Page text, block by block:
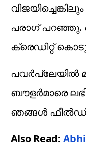
പരാഗ് പറഞ്ഞു.
ക്രെഡിറ്റ്
പവർപ്ലേയിൽ
ബൗളർമാരെ
ഞങ്ങൾ ഫീൽഡ്
Also Read: